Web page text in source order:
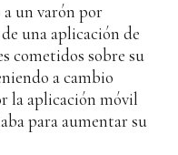
un varón por
una aplicación de
cometidos sobre su
a cambio
la aplicación móvil
para aumentar su